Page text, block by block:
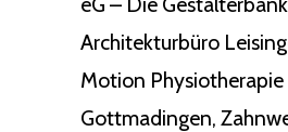
Architekturbüro
Motion Physiotherapie
Gottmadingen,